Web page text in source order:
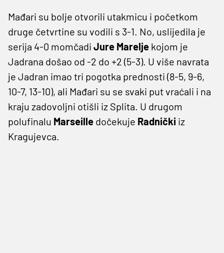
Mađari su bolje otvorili utakmicu i početkom
druge četvrtine su vodili s 3-1. No, uslijedila je
serija 4-0 momčadi Jure Marelje kojom je
Jadrana došao od -2 do +2 (5-3). U više navrata
je Jadran imao tri pogotka prednosti (8-5, 9-6,
10-7, 13-10), ali Mađari su se svaki put vraćali i na
kraju zadovoljni otišli iz Splita. U drugom
polufinalu Marseille dočekuje Radnički iz
Kragujevca.